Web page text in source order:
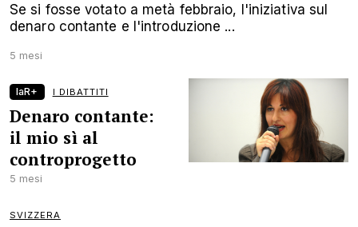
Se si fosse votato a metà febbraio, l'iniziativa sul
denaro contante e l'introduzione ...
5 mesi
laR+ I DIBATTITI
Denaro contante:
il mio sì al
controprogetto
5 mesi
SVIZZERA